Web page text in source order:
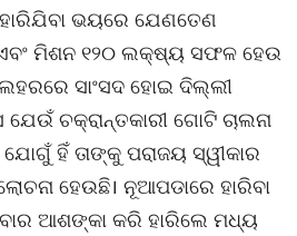
ହାରିଯିବା ଭୟରେ ଯେଣତେଣ
ମିଶନ ୧୨୦ ଲକ୍ଷ୍ୟ ସଫଳ ହେଉ
ସାଂସଦ ହୋଇ ଦିଲ୍ଲୀ
ଚକ୍ରାନ୍ତକାରୀ ଗୋଟି ଚାଲନା
ହିଁ ତାଙ୍କୁ ପରାଜୟ ସ୍ୱୀକାର
ହେଉଛି। ନୂଆପଡାରେ ହାରିବା
ଆଶଙ୍କା କରି ହାରିଲେ ମଧ୍ୟ